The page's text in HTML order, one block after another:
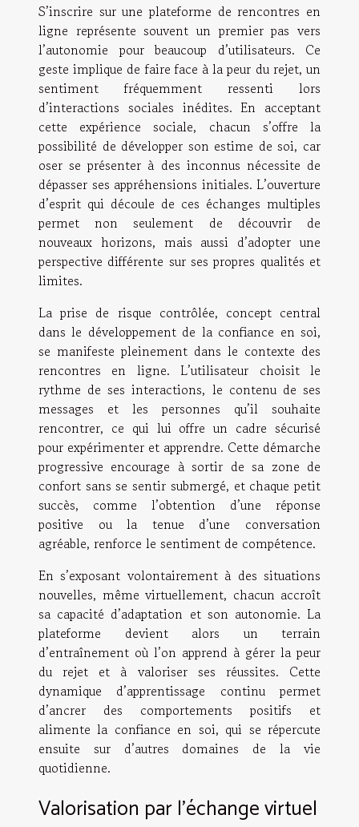
S’inscrire sur une plateforme de rencontres en
ligne représente souvent un premier pas vers
l’autonomie pour beaucoup d’utilisateurs. Ce
geste implique de faire face à la peur du rejet, un
sentiment fréquemment ressenti lors
d’interactions sociales inédites. En acceptant
cette expérience sociale, chacun s’offre la
possibilité de développer son estime de soi, car
oser se présenter à des inconnus nécessite de
dépasser ses appréhensions initiales. L’ouverture
d’esprit qui découle de ces échanges multiples
permet non seulement de découvrir de
nouveaux horizons, mais aussi d’adopter une
perspective différente sur ses propres qualités et
limites.
La prise de risque contrôlée, concept central
dans le développement de la confiance en soi,
se manifeste pleinement dans le contexte des
rencontres en ligne. L’utilisateur choisit le
rythme de ses interactions, le contenu de ses
messages et les personnes qu’il souhaite
rencontrer, ce qui lui offre un cadre sécurisé
pour expérimenter et apprendre. Cette démarche
progressive encourage à sortir de sa zone de
confort sans se sentir submergé, et chaque petit
succès, comme l’obtention d’une réponse
positive ou la tenue d’une conversation
agréable, renforce le sentiment de compétence.
En s’exposant volontairement à des situations
nouvelles, même virtuellement, chacun accroît
sa capacité d’adaptation et son autonomie. La
plateforme devient alors un terrain
d’entraînement où l’on apprend à gérer la peur
du rejet et à valoriser ses réussites. Cette
dynamique d’apprentissage continu permet
d’ancrer des comportements positifs et
alimente la confiance en soi, qui se répercute
ensuite sur d’autres domaines de la vie
quotidienne.
Valorisation par l’échange virtuel